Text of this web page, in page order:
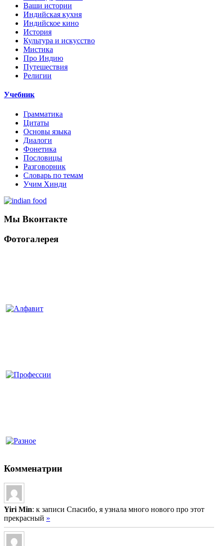
Ваши истории
Индийская кухня
Индийское кино
История
Культура и искусство
Мистика
Про Индию
Путешествия
Религии
Учебник
Грамматика
Цитаты
Основы языка
Диалоги
Фонетика
Пословицы
Разговорник
Словарь по темам
Учим Хинди
Мы Вконтакте
Фотогалерея
Комменатрии
Yiri Min: к записи Спасибо, я узнала много нового про этот
прекрасный »